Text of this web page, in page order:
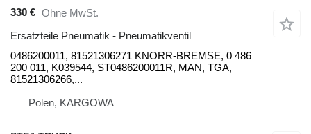
330 € Ohne MwSt.
Ersatzteile Pneumatik - Pneumatikventil
0486200011, 81521306271 KNORR-BREMSE, 0 486
200 011, K039544, ST0486200011R, MAN, TGA,
81521306266,...
Polen, KARGOWA